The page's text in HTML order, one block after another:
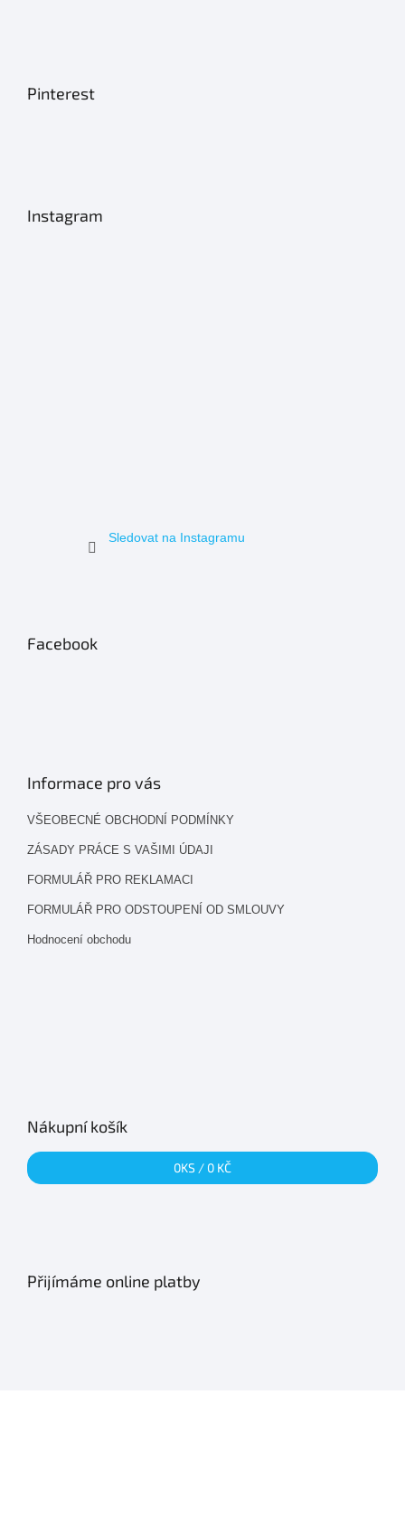
Pinterest
Instagram
Sledovat na Instagramu
Facebook
Informace pro vás
VŠEOBECNÉ OBCHODNÍ PODMÍNKY
ZÁSADY PRÁCE S VAŠIMI ÚDAJI
FORMULÁŘ PRO REKLAMACI
FORMULÁŘ PRO ODSTOUPENÍ OD SMLOUVY
Hodnocení obchodu
Nákupní košík
0KS / 0 KČ
Přijímáme online platby